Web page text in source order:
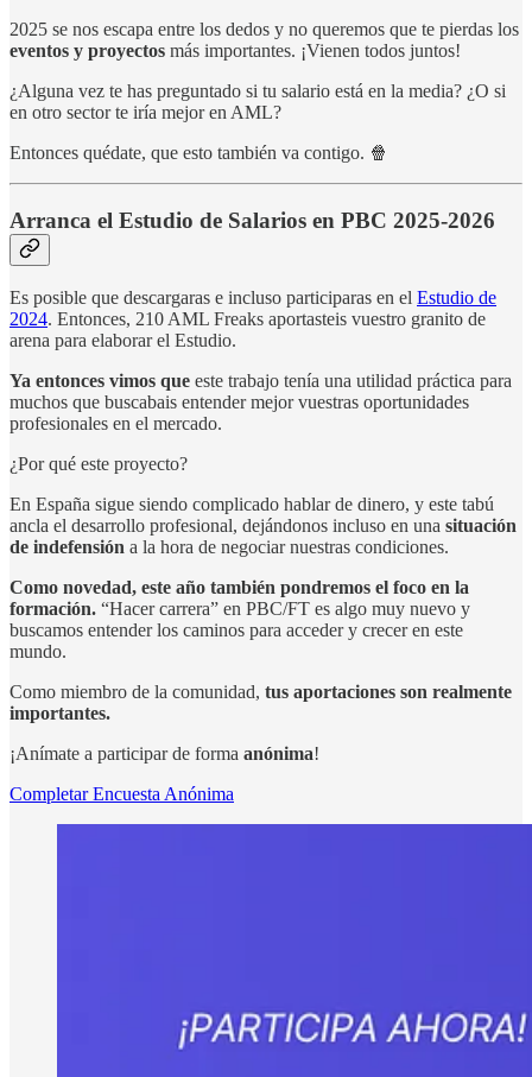
2025 se nos escapa entre los dedos y no queremos que te pierdas los
eventos y proyectos más importantes. ¡Vienen todos juntos!
¿Alguna vez te has preguntado si tu salario está en la media? ¿O si
en otro sector te iría mejor en AML?
Entonces quédate, que esto también va contigo. 🍿
Arranca el Estudio de Salarios en PBC 2025-2026
Es posible que descargaras e incluso participaras en el Estudio de
2024. Entonces, 210 AML Freaks aportasteis vuestro granito de
arena para elaborar el Estudio.
Ya entonces vimos que este trabajo tenía una utilidad práctica para
muchos que buscabais entender mejor vuestras oportunidades
profesionales en el mercado.
¿Por qué este proyecto?
En España sigue siendo complicado hablar de dinero, y este tabú
ancla el desarrollo profesional, dejándonos incluso en una situación
de indefensión a la hora de negociar nuestras condiciones.
Como novedad, este año también pondremos el foco en la
formación. “Hacer carrera” en PBC/FT es algo muy nuevo y
buscamos entender los caminos para acceder y crecer en este
mundo.
Como miembro de la comunidad, tus aportaciones son realmente
importantes.
¡Anímate a participar de forma anónima!
Completar Encuesta Anónima